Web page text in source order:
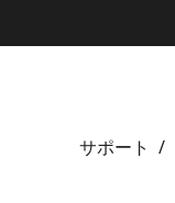
サポート /